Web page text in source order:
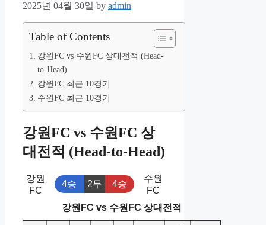
2025년 04월 30일 by admin
Table of Contents
강원FC vs 수원FC 상대전적 (Head-
to-Head)
강원FC 최근 10경기
수원FC 최근 10경기
강원FC vs 수원FC 상
대전적 (Head-to-Head)
강원
FC
4승 2무 4승
수원
FC
강원FC vs 수원FC 상대전적